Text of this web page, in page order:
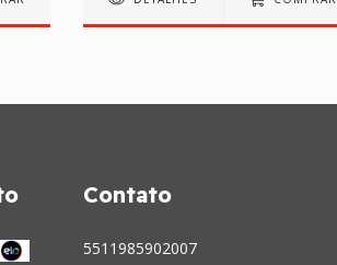
Contato
5511985902007